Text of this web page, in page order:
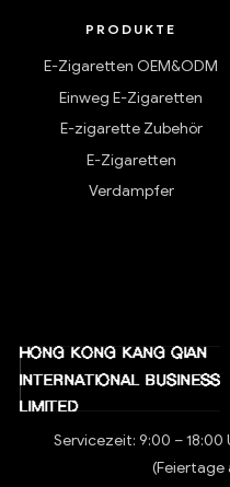
PRODUKTE
E-Zigaretten OEM&ODM
Einweg E-Zigaretten
E-zigarette Zubehör
E-Zigaretten
Verdampfer
Servicezeit: 9:00 –
(Feiertage